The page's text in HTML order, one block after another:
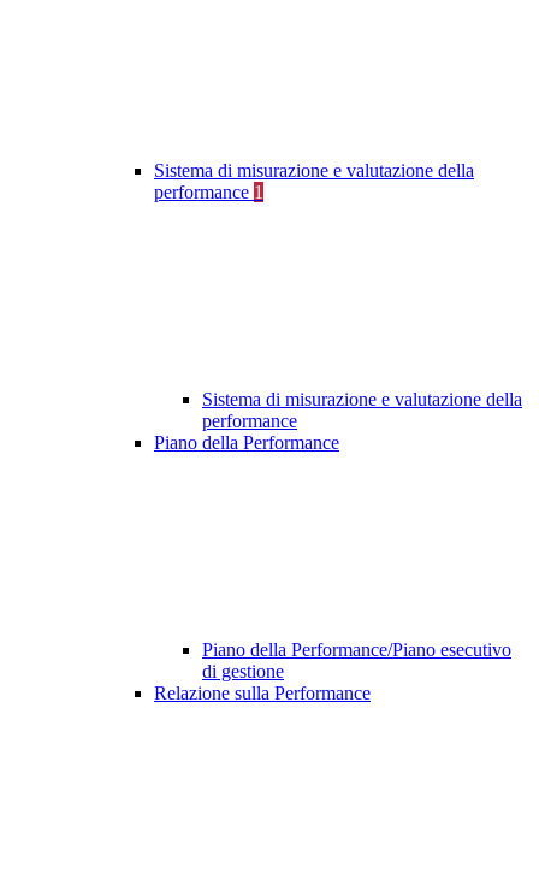
Sistema di misurazione e valutazione della
performance 1
Sistema di misurazione e valutazione della
performance
Piano della Performance
Piano della Performance/Piano esecutivo
di gestione
Relazione sulla Performance